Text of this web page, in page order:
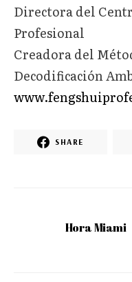
Directora del
Profesional
Creadora del
Decodificación
SHARE
Hora Miami